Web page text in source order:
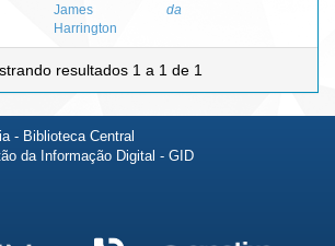
James
Harrington
da
resultados 1 a 1 de 1
- Biblioteca Central
da Informação Digital - GID